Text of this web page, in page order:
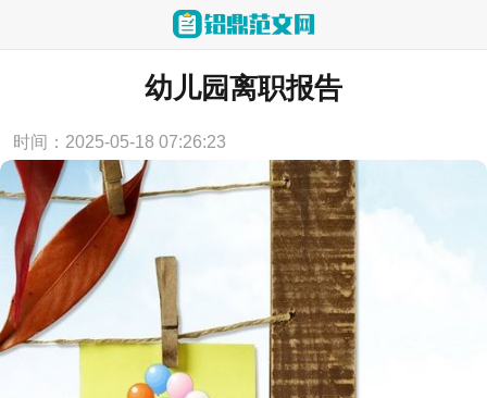
当前位置： 首页 > 论文范文
幼儿园离职报告
时间：2025-05-18 07:26:23